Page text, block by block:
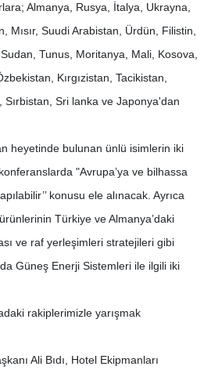
Almanya, Rusya, İtalya, Ukrayna,
Mısır, Suudi Arabistan, Ürdün, Filistin,
Tunus, Moritanya, Mali, Kosova,
Kırgızistan, Tacikistan,
Sri lanka ve Japonya'dan
heyetinde bulunan ünlü isimlerin iki
"Avrupa’ya ve bilhassa
konusu ele alınacak. Ayrıca
Türkiye ve Almanya’daki
ve raf yerleşimleri stratejileri gibi
Güneş Enerji Sistemleri ile ilgili iki
rakiplerimizle yarışmak
Ali Bıdı, Hotel Ekipmanları